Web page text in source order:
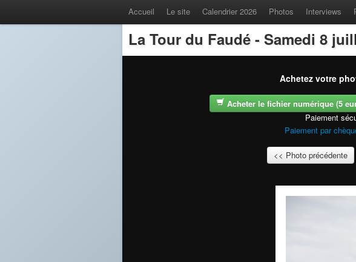
Accueil Le site Calendrier 2026 Photos Interviews
La Tour du Faudé - Samedi 8
Achetez votre
Acheter le fichier numérique (5
Paiement
Paiement par
<< Photo précédente